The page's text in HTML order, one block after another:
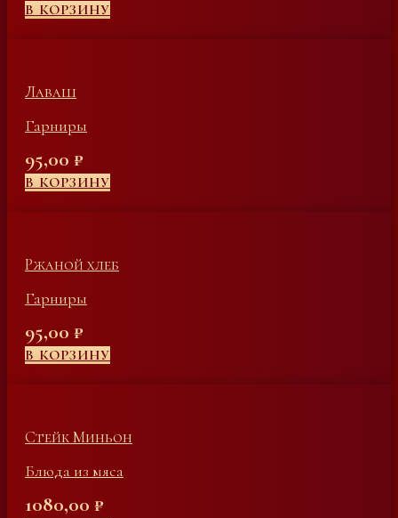
В КОРЗИНУ
Лаваш
Гарниры
95,00 ₽
В КОРЗИНУ
Ржаной хлеб
Гарниры
95,00 ₽
В КОРЗИНУ
Стейк Миньон
Блюда из мяса
1080,00 ₽